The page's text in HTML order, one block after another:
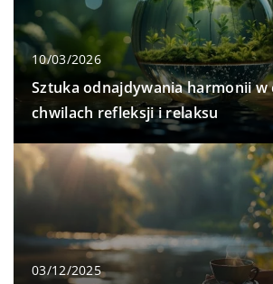
10/03/2026
Sztuka odnajdywania harmonii w
chwilach refleksji i relaksu
03/12/2025